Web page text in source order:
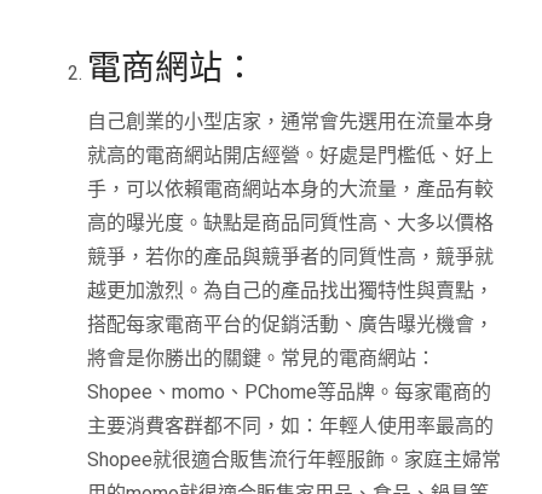
電商網站：
自己創業的小型店家，通常會先選用在流量本身
就高的電商網站開店經營。好處是門檻低、好上
手，可以依賴電商網站本身的大流量，產品有較
高的曝光度。缺點是商品同質性高、大多以價格
競爭，若你的產品與競爭者的同質性高，競爭就
越更加激烈。為自己的產品找出獨特性與賣點，
搭配每家電商平台的促銷活動、廣告曝光機會，
將會是你勝出的關鍵。常見的電商網站：
Shopee、momo、PChome等品牌。每家電商的
主要消費客群都不同，如：年輕人使用率最高的
Shopee就很適合販售流行年輕服飾。家庭主婦常